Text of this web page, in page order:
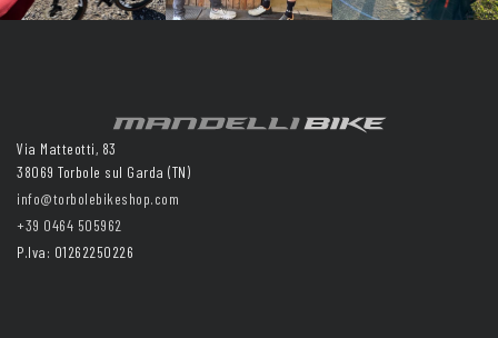
Via Matteotti, 83
38069 Torbole sul Garda (TN)
info@torbolebikeshop.com
+39 0464 505962
P.Iva: 01262250226